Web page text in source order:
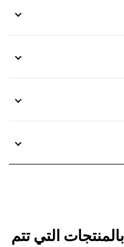
انظر كيف يقارن 432 بالمنتجات التي تتم